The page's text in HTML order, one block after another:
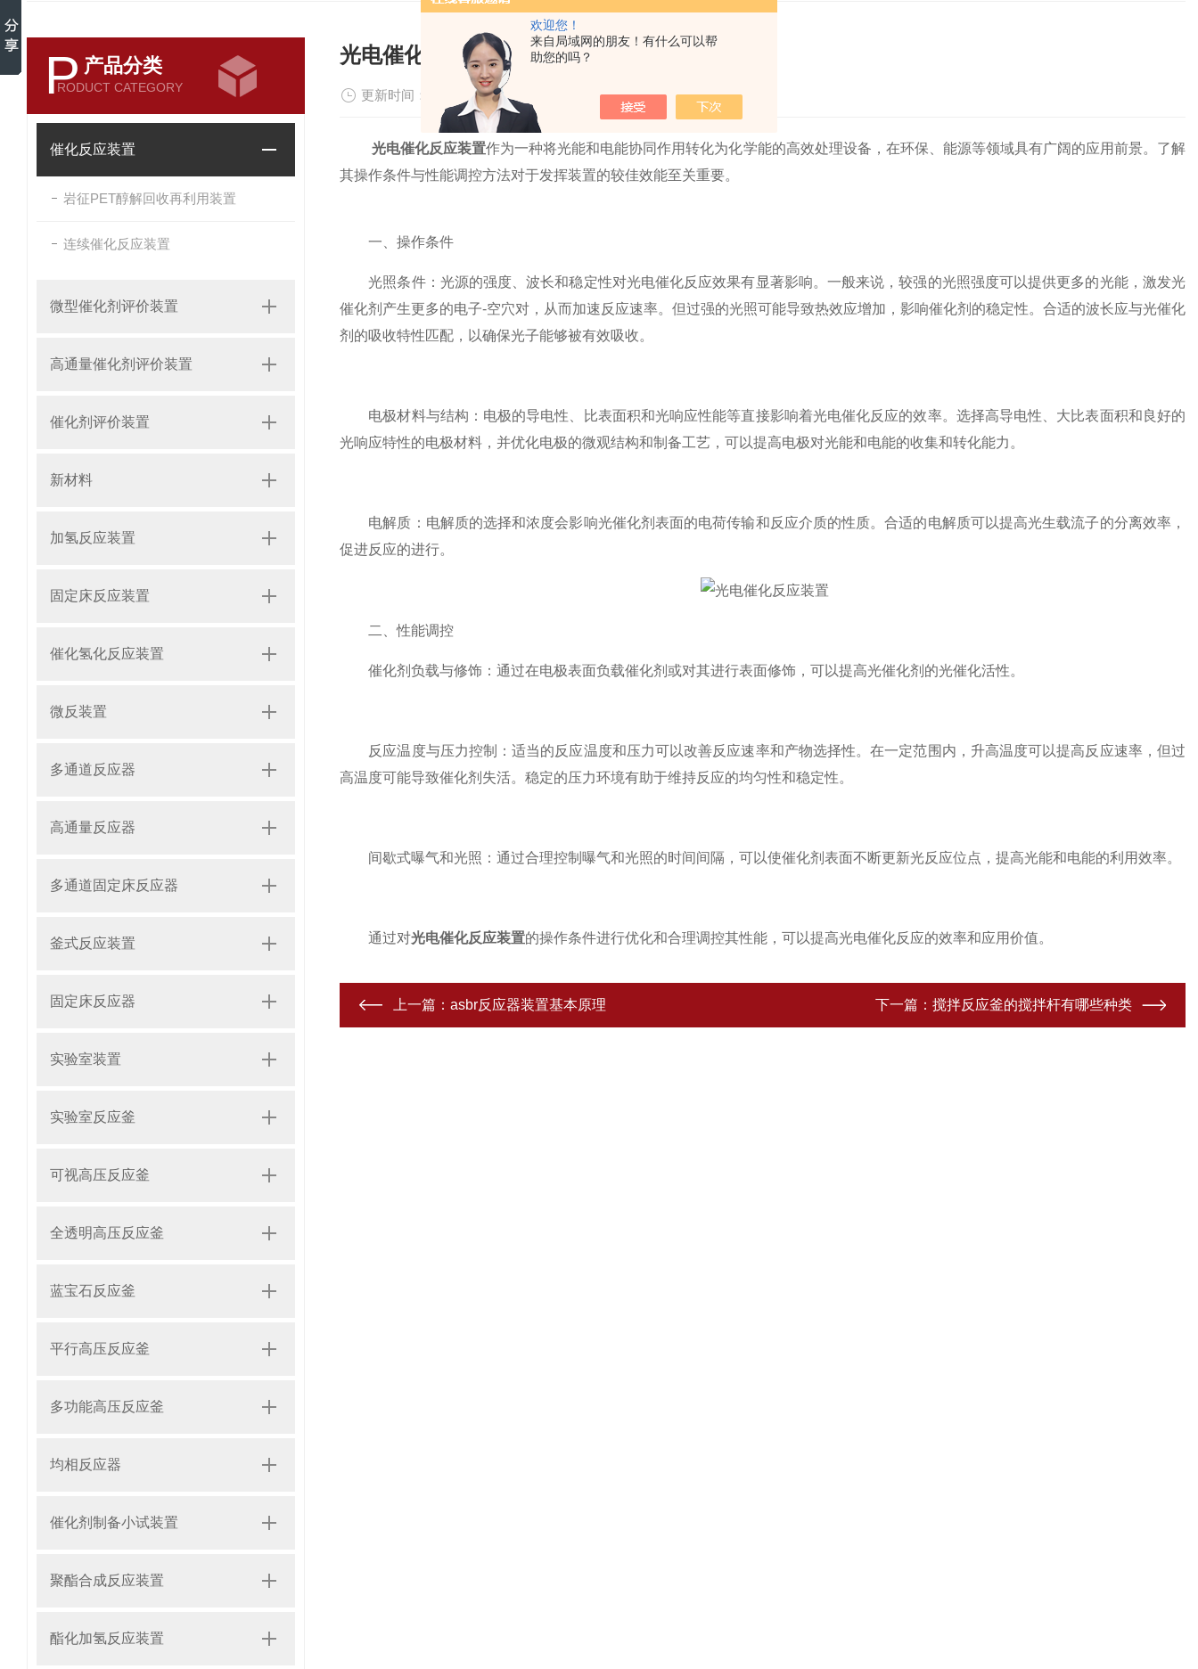
欢迎您！
来自局域网的朋友！有什么可以帮
助您的吗？
P 产品分类
RODUCT CATEGORY
催化反应装置
岩征PET醇解回收再利用装置
连续催化反应装置
微型催化剂评价装置
高通量催化剂评价装置
催化剂评价装置
新材料
加氢反应装置
固定床反应装置
催化氢化反应装置
微反装置
多通道反应器
高通量反应器
多通道固定床反应器
釜式反应装置
固定床反应器
实验室装置
实验室反应釜
可视高压反应釜
全透明高压反应釜
蓝宝石反应釜
平行高压反应釜
多功能高压反应釜
均相反应器
催化剂制备小试装置
聚酯合成反应装置
酯化加氢反应装置
光电催化反应装置的操作条件与性能调控
更新时间：2025-04-29 浏览次数：746
光电催化反应装置作为一种将光能和电能协同作用转化为化学能的高效处理设备，在环保、能源等领域具有广阔的应用前景。了解
其操作条件与性能调控方法对于发挥装置的较佳效能至关重要。
一、操作条件
​光照条件：光源的强度、波长和稳定性对光电催化反应效果有显著影响。一般来说，较强的光照强度可以提供更多的光能，激发光
催化剂产生更多的电子-空穴对，从而加速反应速率。但过强的光照可能导致热效应增加，影响催化剂的稳定性。合适的波长应与光催化
剂的吸收特性匹配，以确保光子能够被有效吸收。
​电极材料与结构：电极的导电性、比表面积和光响应性能等直接影响着光电催化反应的效率。选择高导电性、大比表面积和良好的
光响应特性的电极材料，并优化电极的微观结构和制备工艺，可以提高电极对光能和电能的收集和转化能力。
​电解质：电解质的选择和浓度会影响光催化剂表面的电荷传输和反应介质的性质。合适的电解质可以提高光生载流子的分离效率，
促进反应的进行。
二、性能调控
​催化剂负载与修饰：通过在电极表面负载催化剂或对其进行表面修饰，可以提高光催化剂的光催化活性。
​反应温度与压力控制：适当的反应温度和压力可以改善反应速率和产物选择性。在一定范围内，升高温度可以提高反应速率，但过
高温度可能导致催化剂失活。稳定的压力环境有助于维持反应的均匀性和稳定性。
​间歇式曝气和光照：通过合理控制曝气和光照的时间间隔，可以使催化剂表面不断更新光反应位点，提高光能和电能的利用效率。
通过对光电催化反应装置的操作条件进行优化和合理调控其性能，可以提高光电催化反应的效率和应用价值。
上一篇： asbr反应器装置基本原理 下一篇： 搅拌反应釜的搅拌杆有哪些种类